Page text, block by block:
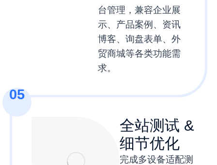
台管理，兼容企业展
示、产品案例、资讯
博客、询盘表单、外
贸商城等各类功能需
求。
05
全站测试 &
细节优化
完成多设备适配测